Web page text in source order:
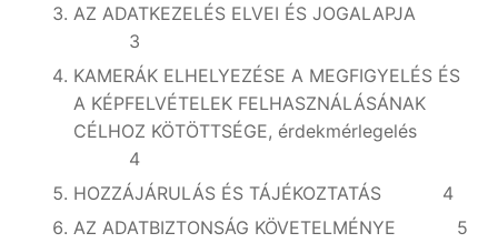
AZ ADATKEZELÉS ELVEI ÉS JOGALAPJA
3
KAMERÁK ELHELYEZÉSE A MEGFIGYELÉS ÉS
A KÉPFELVÉTELEK FELHASZNÁLÁSÁNAK
CÉLHOZ KÖTÖTTSÉGE, érdekmérlegelés
4
HOZZÁJÁRULÁS ÉS TÁJÉKOZTATÁS 4
AZ ADATBIZTONSÁG KÖVETELMÉNYE 5